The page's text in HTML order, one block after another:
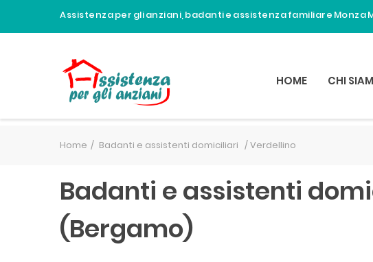
Assistenza per gli anziani, badanti e assistenza familiare Monza
HOME CHI
Home Badanti e assistenti domiciliari /Verdellino
Badanti e assistenti
(Bergamo)